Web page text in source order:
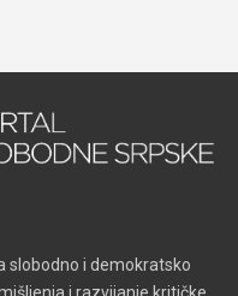
slobodno i demokratsko
i razvijanje kritičke